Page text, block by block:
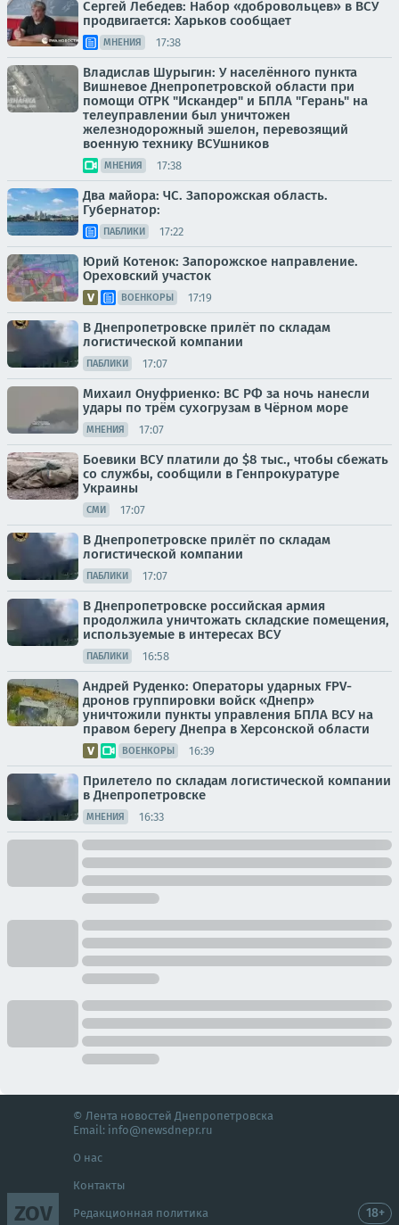
Сергей Лебедев: Набор «добровольцев» в ВСУ
продвигается: Харьков сообщает
МНЕНИЯ 17:38
Владислав Шурыгин: У населённого пункта
Вишневое Днепропетровской области при
помощи ОТРК "Искандер" и БПЛА "Герань" на
телеуправлении был уничтожен
железнодорожный эшелон, перевозящий
военную технику ВСУшников
МНЕНИЯ 17:38
Два майора: ЧС. Запорожская область.
Губернатор:
ПАБЛИКИ 17:22
Юрий Котенок: Запорожское направление.
Ореховский участок
ВОЕНКОРЫ 17:19
В Днепропетровске прилёт по складам
логистической компании
ПАБЛИКИ 17:07
Михаил Онуфриенко: ВС РФ за ночь нанесли
удары по трём сухогрузам в Чёрном море
МНЕНИЯ 17:07
Боевики ВСУ платили до $8 тыс., чтобы сбежать
со службы, сообщили в Генпрокуратуре
Украины
СМИ 17:07
В Днепропетровске прилёт по складам
логистической компании
ПАБЛИКИ 17:07
В Днепропетровске российская армия
продолжила уничтожать складские помещения,
используемые в интересах ВСУ
ПАБЛИКИ 16:58
Андрей Руденко: Операторы ударных FPV-
дронов группировки войск «Днепр»
уничтожили пункты управления БПЛА ВСУ на
правом берегу Днепра в Херсонской области
ВОЕНКОРЫ 16:39
Прилетело по складам логистической компании
в Днепропетровске
МНЕНИЯ 16:33
ZOV
© Лента новостей Днепропетровска
Email: info@newsdnepr.ru
О нас
Контакты
Редакционная политика 18+